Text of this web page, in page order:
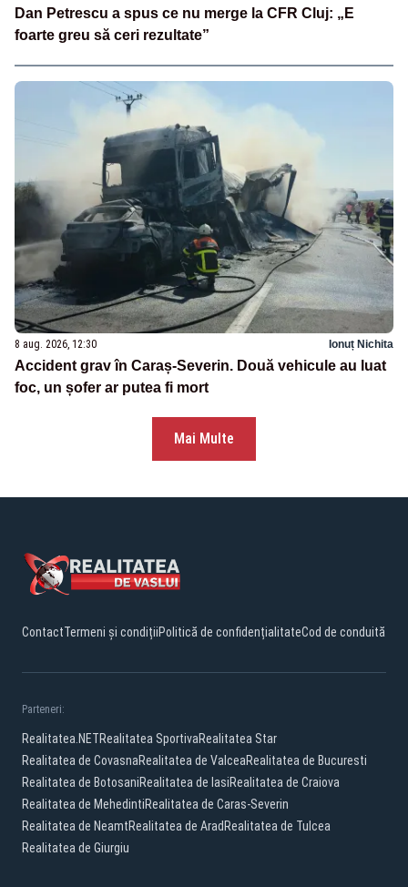
Dan Petrescu a spus ce nu merge la CFR Cluj: „E
foarte greu să ceri rezultate”
8 aug. 2026, 12:30 Ionuț Nichita
Accident grav în Caraș-Severin. Două vehicule au luat
foc, un șofer ar putea fi mort
Mai Multe
ContactTermeni și condițiiPolitică de confidențialitateCod de conduită
Parteneri:
Realitatea.NETRealitatea SportivaRealitatea Star
Realitatea de CovasnaRealitatea de ValceaRealitatea de Bucuresti
Realitatea de BotosaniRealitatea de IasiRealitatea de Craiova
Realitatea de MehedintiRealitatea de Caras-Severin
Realitatea de NeamtRealitatea de Arad Realitatea de Tulcea
Realitatea de Giurgiu